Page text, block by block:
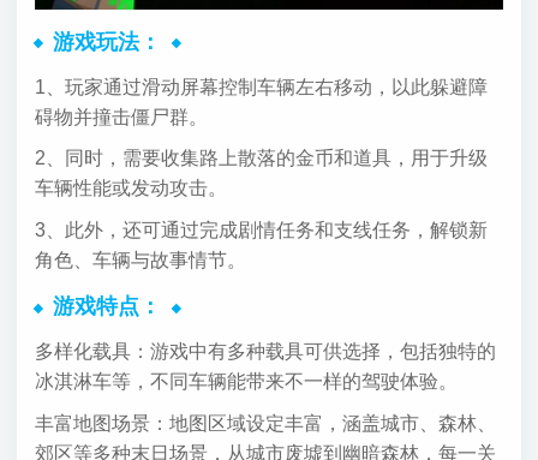
游戏玩法：
1、玩家通过滑动屏幕控制车辆左右移动，以此躲避障
碍物并撞击僵尸群。
2、同时，需要收集路上散落的金币和道具，用于升级
车辆性能或发动攻击。
3、此外，还可通过完成剧情任务和支线任务，解锁新
角色、车辆与故事情节。
游戏特点：
多样化载具：游戏中有多种载具可供选择，包括独特的
冰淇淋车等，不同车辆能带来不一样的驾驶体验。
丰富地图场景：地图区域设定丰富，涵盖城市、森林、
郊区等多种末日场景，从城市废墟到幽暗森林，每一关